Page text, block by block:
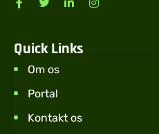
Quick Links
Om os
Portal
Kontakt os